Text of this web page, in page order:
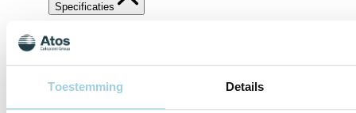
Toestemming Details
Specificaties
Ondersteundend materiaal